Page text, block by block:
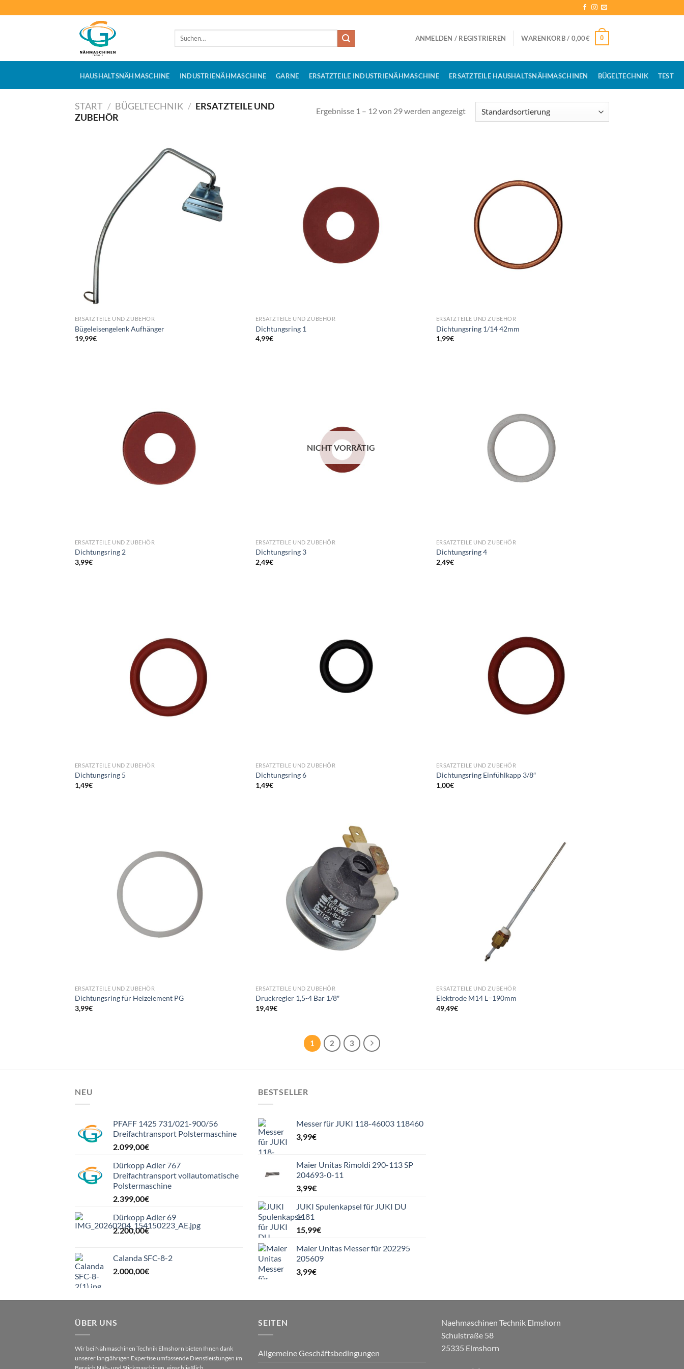
Inhalt
Suchen
ANMELDEN / REGISTRIEREN WARENKORB / 0,00€ 0
HAUSHALTSNÄHMASCHINE INDUSTRIENÄHMASCHINE GARNE ERSATZTEILE INDUSTRIENÄHMASCHINE ERSATZTEILE HAUSHALTSNÄHMASCHINEN BÜGELTECHNIK TEST
START / BÜGELTECHNIK / ERSATZTEILE UND
ZUBEHÖR
Ergebnisse 1 – 12 von 29 werden angezeigt
ERSATZTEILE UND ZUBEHÖR
Bügeleisengelenk Aufhänger
19,99€
ERSATZTEILE UND ZUBEHÖR
Dichtungsring 1
4,99€
ERSATZTEILE UND ZUBEHÖR
Dichtungsring 1/14 42mm
1,99€
ERSATZTEILE UND ZUBEHÖR
Dichtungsring 2
3,99€
NICHT VORRÄTIG
ERSATZTEILE UND ZUBEHÖR
Dichtungsring 3
2,49€
ERSATZTEILE UND ZUBEHÖR
Dichtungsring 4
2,49€
ERSATZTEILE UND ZUBEHÖR
Dichtungsring 5
1,49€
ERSATZTEILE UND ZUBEHÖR
Dichtungsring 6
1,49€
ERSATZTEILE UND ZUBEHÖR
Dichtungsring Einfühlkapp 3/8″
1,00€
ERSATZTEILE UND ZUBEHÖR
Dichtungsring für Heizelement PG
3,99€
ERSATZTEILE UND ZUBEHÖR
Druckregler 1,5-4 Bar 1/8″
19,49€
ERSATZTEILE UND ZUBEHÖR
Elektrode M14 L=190mm
49,49€
1 2 3
NEU
PFAFF 1425 731/021-900/56
Dreifachtransport Polstermaschine
2.099,00€
Dürkopp Adler 767
Dreifachtransport vollautomatische
Polstermaschine
2.399,00€
Dürkopp Adler 69
2.200,00€
Calanda SFC-8-2
2.000,00€
BESTSELLER
Messer für JUKI 118-46003 118460
3,99€
Maier Unitas Rimoldi 290-113 SP
204693-0-11
3,99€
JUKI Spulenkapsel für JUKI DU
1181
15,99€
Maier Unitas Messer für 202295
205609
3,99€
ÜBER UNS
Wir bei Nähmaschinen Technik Elmshorn bieten Ihnen dank
unserer langjährigen Expertise umfassende Dienstleistungen im
SEITEN
Allgemeine Geschäftsbedingungen
Naehmaschinen Technik Elmshorn
Schulstraße 58
25335 Elmshorn